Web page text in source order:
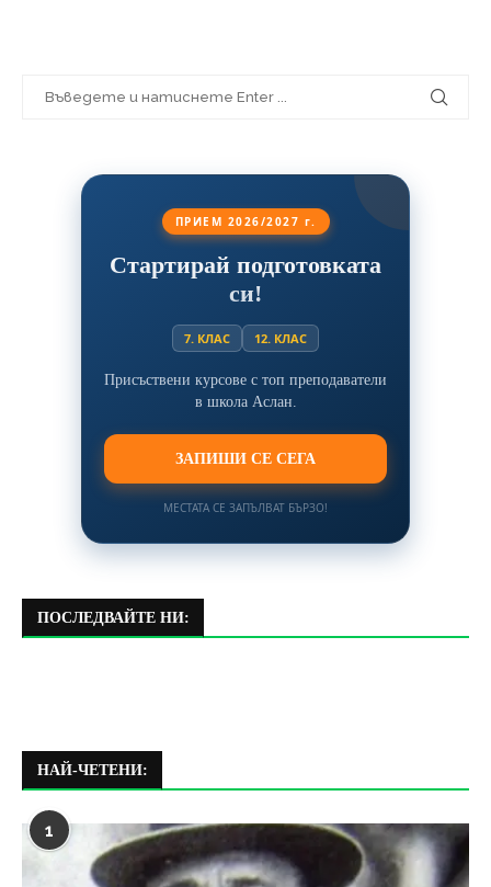
ПРИЕМ 2026/2027 г.
Стартирай подготовката
си!
7. КЛАС 12. КЛАС
Присъствени курсове с топ преподаватели
в школа Аслан.
ЗАПИШИ СЕ СЕГА
МЕСТАТА СЕ ЗАПЪЛВАТ БЪРЗО!
ПОСЛЕДВАЙТЕ НИ:
НАЙ-ЧЕТЕНИ:
1